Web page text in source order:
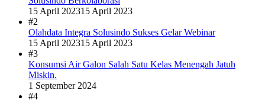
15 April 202315 April 2023
#2
Olahdata Integra Solusindo Sukses Gelar Webinar
15 April 202315 April 2023
#3
Konsumsi Air Galon Salah Satu Kelas Menengah Jatuh
Miskin.
1 September 2024
#4